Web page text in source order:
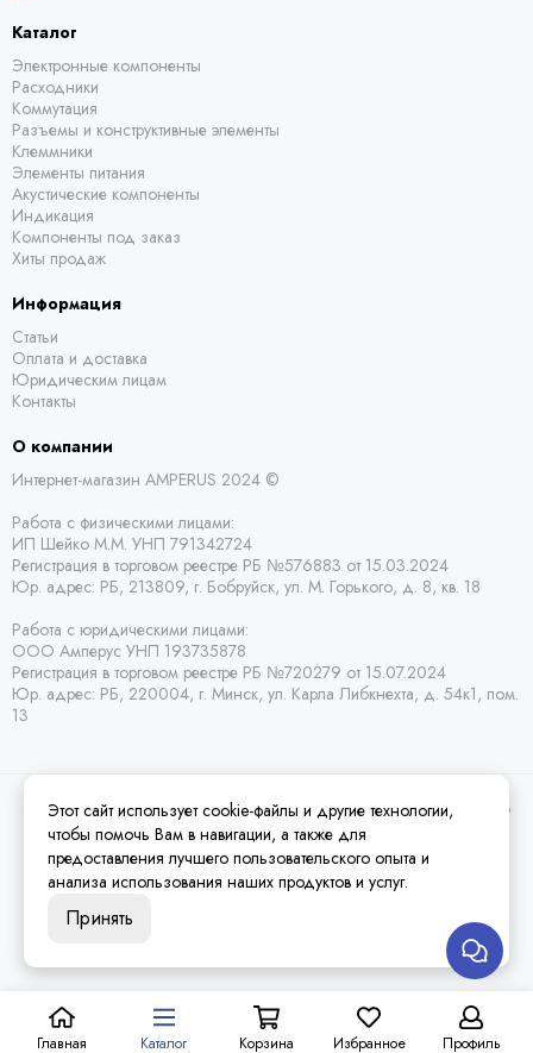
Каталог
Электронные компоненты
Расходники
Коммутация
Разъемы и конструктивные элементы
Клеммники
Элементы питания
Акустические компоненты
Индикация
Компоненты под заказ
Хиты продаж
Информация
Статьи
Оплата и доставка
Юридическим лицам
Контакты
О компании
Интернет-магазин AMPERUS 2024 ©
Работа с физическими лицами:
ИП Шейко М.М. УНП 791342724
Регистрация в торговом реестре РБ №576883 от 15.03.2024
Юр. адрес: РБ, 213809, г. Бобруйск, ул. М. Горького, д. 8, кв. 18
Работа с юридическими лицами:
ООО Амперус УНП 193735878
Регистрация в торговом реестре РБ №720279 от 15.07.2024
Юр. адрес: РБ, 220004, г. Минск, ул. Карла Либкнехта, д. 54к1, пом.
13
2026 © Amperus Радиодетали Минск | купить в розницу, оптом и почтой по
Беларуси.Карта сайта
Главная Каталог Корзина Избранное Профиль
Этот сайт использует cookie-файлы и другие технологии,
чтобы помочь Вам в навигации, а также для
предоставления лучшего пользовательского опыта и
анализа использования наших продуктов и услуг.
Принять